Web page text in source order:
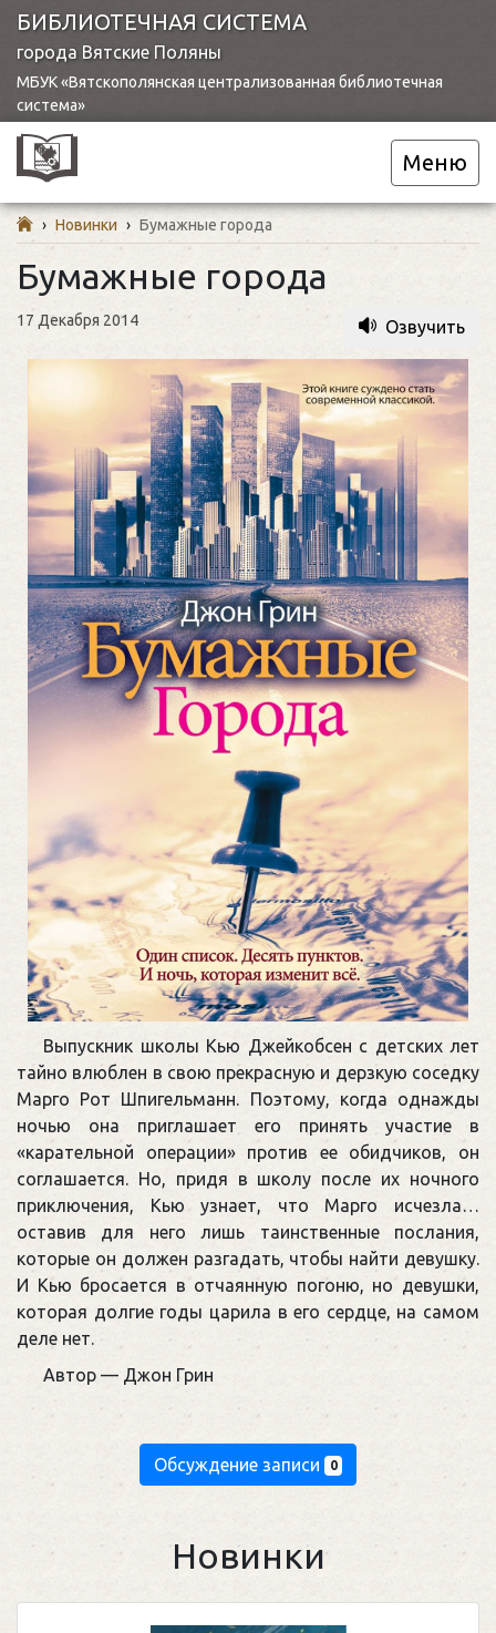
БИБЛИОТЕЧНАЯ СИСТЕМА
города Вятские Поляны
МБУК «Вятскополянская централизованная библиотечная
система»
Меню
› Новинки › Бумажные города
Бумажные города
17 Декабря 2014 Озвучить
Выпускник школы Кью Джейкобсен с детских лет
тайно влюблен в свою прекрасную и дерзкую соседку
Марго Рот Шпигельманн. Поэтому, когда однажды
ночью она приглашает его принять участие в
«карательной операции» против ее обидчиков, он
соглашается. Но, придя в школу после их ночного
приключения, Кью узнает, что Марго исчезла…
оставив для него лишь таинственные послания,
которые он должен разгадать, чтобы найти девушку.
И Кью бросается в отчаянную погоню, но девушки,
которая долгие годы царила в его сердце, на самом
деле нет.
Автор — Джон Грин
Обсуждение записи 0
Новинки